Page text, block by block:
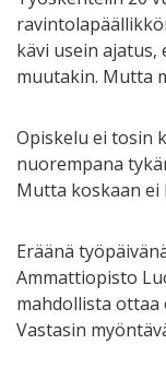
kävi usein ajatus,
muutakin. Mutta
Opiskelu ei tosin
nuorempana
Mutta koskaan ei
Eräänä
Ammattiopisto
mahdollista
Vastasin